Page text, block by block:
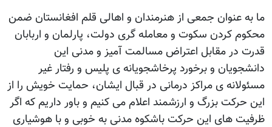
ما به عنوان جمعی از هنرمندان و اهالی قلم افغانستان ضمن
محکوم کردن سکوت و معامله گری دولت، پارلمان و اربابان
قدرت در مقابل اعتراض مسالمت آمیز و مدنی این
دانشجویان و برخورد پرخاشجویانه ی پلیس و رفتار غیر
مسئولانه ی مراکز درمانی در قبال ایشان، حمایت خویش را از
این حرکت بزرگ و ارزشمند اعلام می کنیم و باور داریم که اگر
ظرفیت های این حرکت باشکوه مدنی به خوبی و با هوشیاری